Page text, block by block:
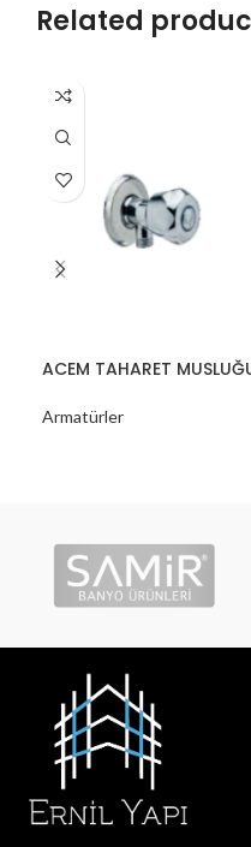
Related
ACEM TAHARET
Armatürler